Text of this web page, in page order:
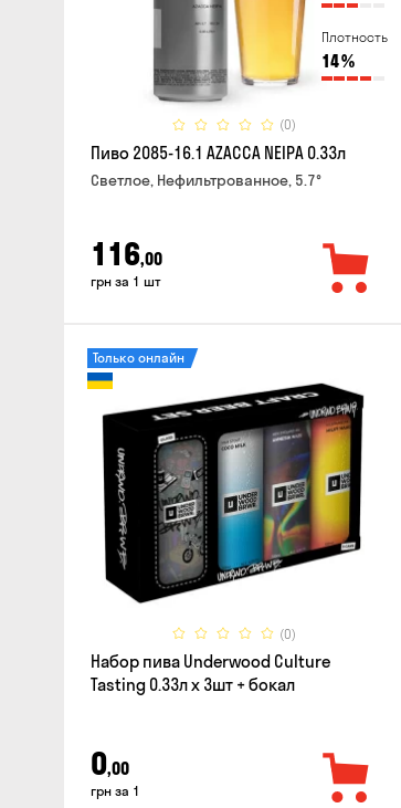
Плотность
14%
(0)
Пиво 2085-16.1 AZACCA NEIPA 0.33л
Светлое, Нефильтрованное, 5.7°
116,00
грн за 1 шт
(0)
Только онлайн
Набор пива Underwood Culture
Tasting 0.33л x 3шт + бокал
0,00
грн за 1